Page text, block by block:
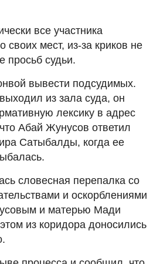
все участника
своих мест, из-за криков не
судьи.
вывести подсудимых.
из зала суда, он
лексику в адрес
Абай Жунусов ответил
Сатыбалды, когда ее
словесная перепалка со
и оскорблениями
и матерью Мади
из коридора доносились